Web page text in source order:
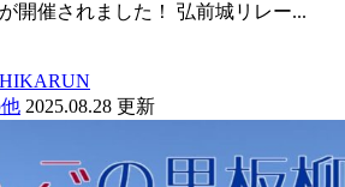
開催されました！ 弘前城リレー...
2025.08.28 更新